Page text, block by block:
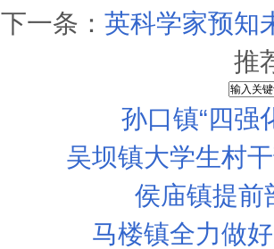
下一条： 英科学家预知
推
孙口镇“四强
吴坝镇大学生村
侯庙镇提前
马楼镇全力做